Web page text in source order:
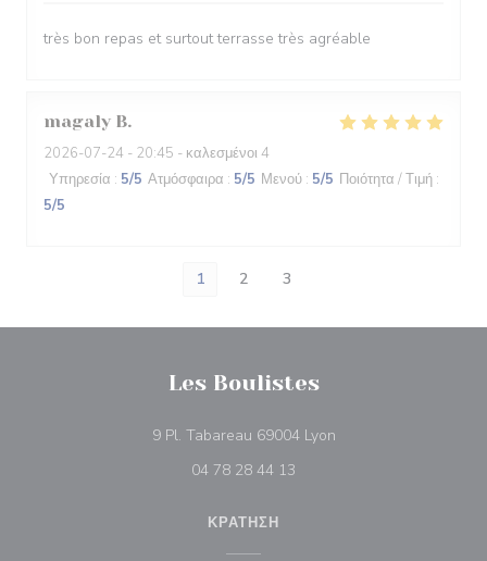
très bon repas et surtout terrasse très agréable
magaly B
2026-07-24 - 20:45 - καλεσμένοι 4
Υπηρεσία : 5/5 Ατμόσφαιρα : 5/5 Μενού : 5/5 Ποιότητα / Τιμή :
5/5
1 2 3
Les Boulistes
9 Pl. Tabareau 69004 Lyon((ανοίγει σε νέο
04 78 28 44 13
ΚΡΆΤΗΣΗ